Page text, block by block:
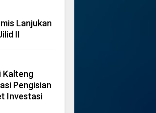
Lanjukan
II
Kalteng
Pengisian
Investasi